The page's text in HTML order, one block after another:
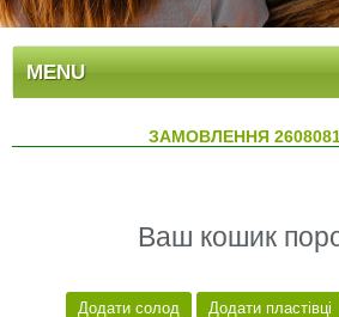
MENU
ЗАМОВЛЕННЯ
Ваш кошик
Додати солод Додати пластівці